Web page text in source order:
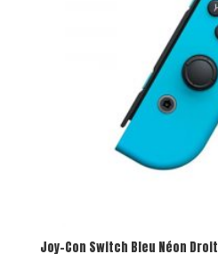
Joy-Con Switch Bleu Néon Droit